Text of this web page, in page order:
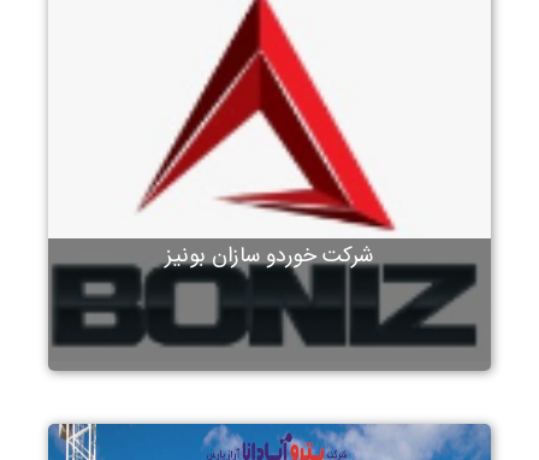
شرکت خوردو سازان بونیز